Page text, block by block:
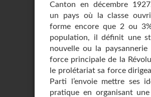
Canton en décembre
un pays où la classe
forme encore que 2 ou
population, il définit une
nouvelle ou la paysannerie
force principale de la
le prolétariat sa force
Parti l’envoie mettre ses
pratique en organisant une